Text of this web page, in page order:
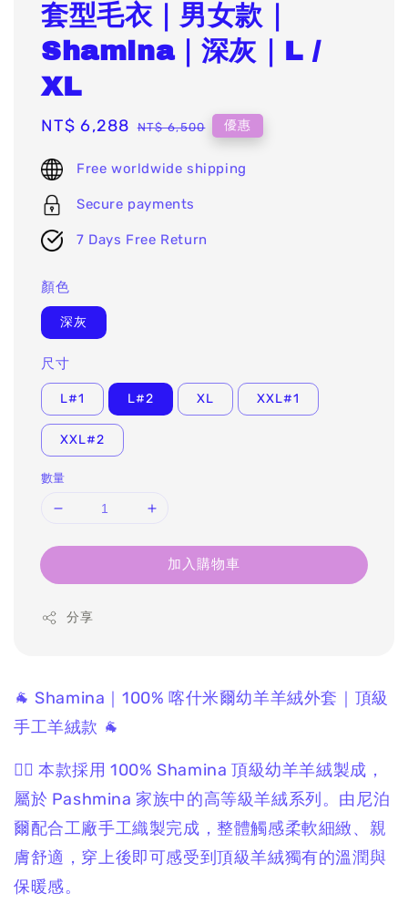
套型毛衣｜男女款｜
Shamina｜深灰｜L /
XL
Sale
NT$ 6,288 Regular
NT$ 6,500 優惠
Free worldwide shipping
Secure payments
7 Days Free Return
顏色
深灰
尺寸
L#1 L#2 XL XXL#1
XXL#2
數量
加入購物車
分享
🐐 Shamina｜100% 喀什米爾幼羊羊絨外套｜頂級
手工羊絨款 🐐
❤️‍🔥 本款採用 100% Shamina 頂級幼羊羊絨製成，
屬於 Pashmina 家族中的高等級羊絨系列。由尼泊
爾配合工廠手工織製完成，整體觸感柔軟細緻、親
膚舒適，穿上後即可感受到頂級羊絨獨有的溫潤與
保暖感。